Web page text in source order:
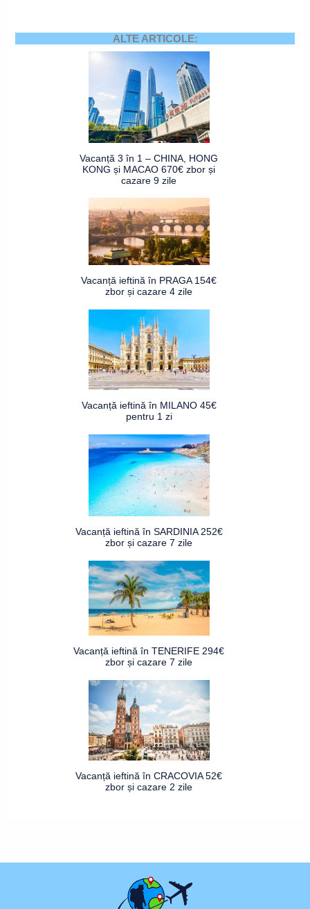
ALTE ARTICOLE:
Vacanță 3 în 1 – CHINA, HONG
KONG și MACAO 670€ zbor și
cazare 9 zile
Vacanță ieftină în PRAGA 154€
zbor și cazare 4 zile
Vacanță ieftină în MILANO 45€
pentru 1 zi
Vacanță ieftină în SARDINIA 252€
zbor și cazare 7 zile
Vacanță ieftină în TENERIFE 294€
zbor și cazare 7 zile
Vacanță ieftină în CRACOVIA 52€
zbor și cazare 2 zile